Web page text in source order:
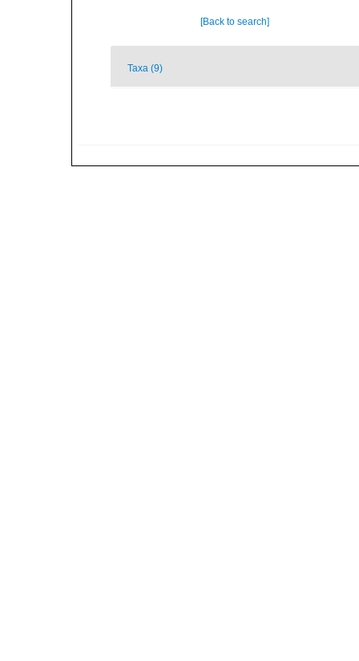
[Back to search]
Taxa (9)